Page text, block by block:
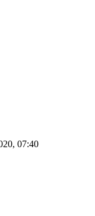
07:40